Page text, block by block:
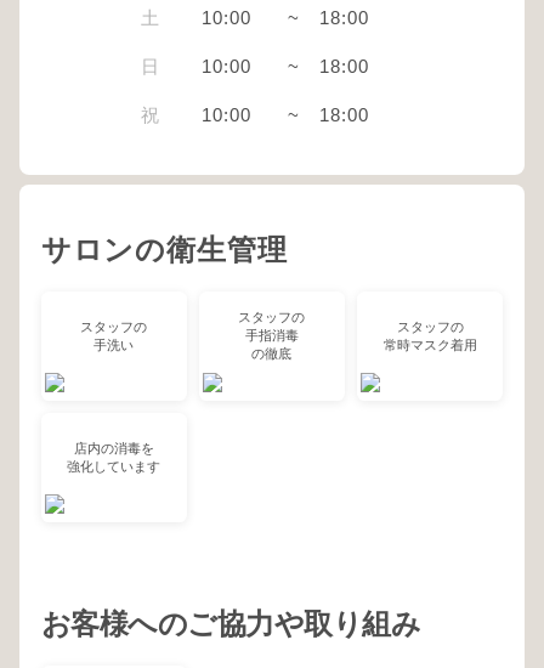
土 10:00 ~ 18:00
日 10:00 ~ 18:00
祝 10:00 ~ 18:00
サロンの衛生管理
スタッフの
手洗い
スタッフの
手指消毒
の徹底
スタッフの
常時マスク着用
店内の消毒を
強化しています
お客様へのご協力や取り組み